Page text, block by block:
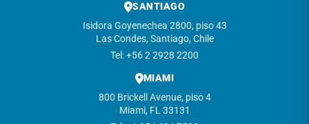
SANTIAGO
Isidora Goyenechea 2800, piso 43
Las Condes, Santiago, Chile
Tel: +56 2 2928 2200
MIAMI
800 Brickell Avenue, piso 4
Miami, FL 33131